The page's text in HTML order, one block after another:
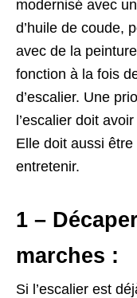
modernisé avec
d’huile de coude,
avec de la
fonction à la fois
d’escalier. Une
l’escalier doit
Elle doit aussi
entretenir.
1 –
marches :
Si l’escalier est